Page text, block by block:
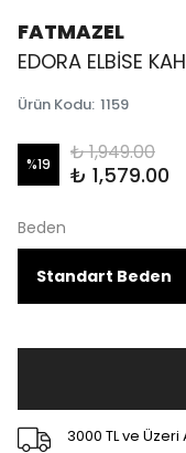
FATMAZEL
EDORA ELBİSE
Ürün Kodu: 1159
%19 ₺ 1,949.00
₺ 1,579.00
Beden
Standart Beden
3000 TL ve